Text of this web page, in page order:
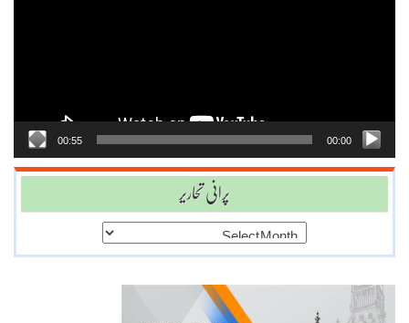
00:00
00:55
پرانی تحاریر